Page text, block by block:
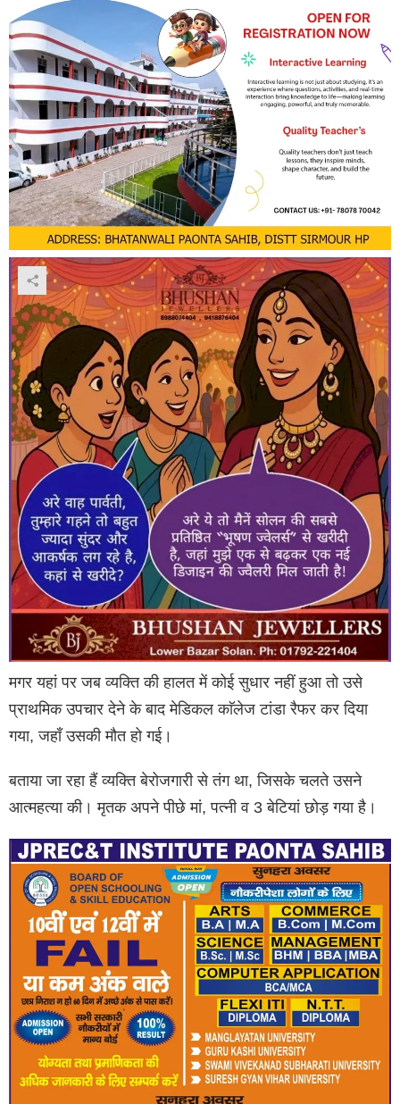
मगर यहां पर जब व्यक्ति की हालत में कोई सुधार नहीं हुआ तो उसे
प्राथमिक उपचार देने के बाद मेडिकल काॅलेज टांडा रैफर कर दिया
गया, जहाँ उसकी मौत हो गई।
बताया जा रहा हैं व्यक्ति बेरोजगारी से तंग था, जिसके चलते उसने
आत्महत्या की। मृतक अपने पीछे मां, पत्नी व 3 बेटियां छोड़ गया है।